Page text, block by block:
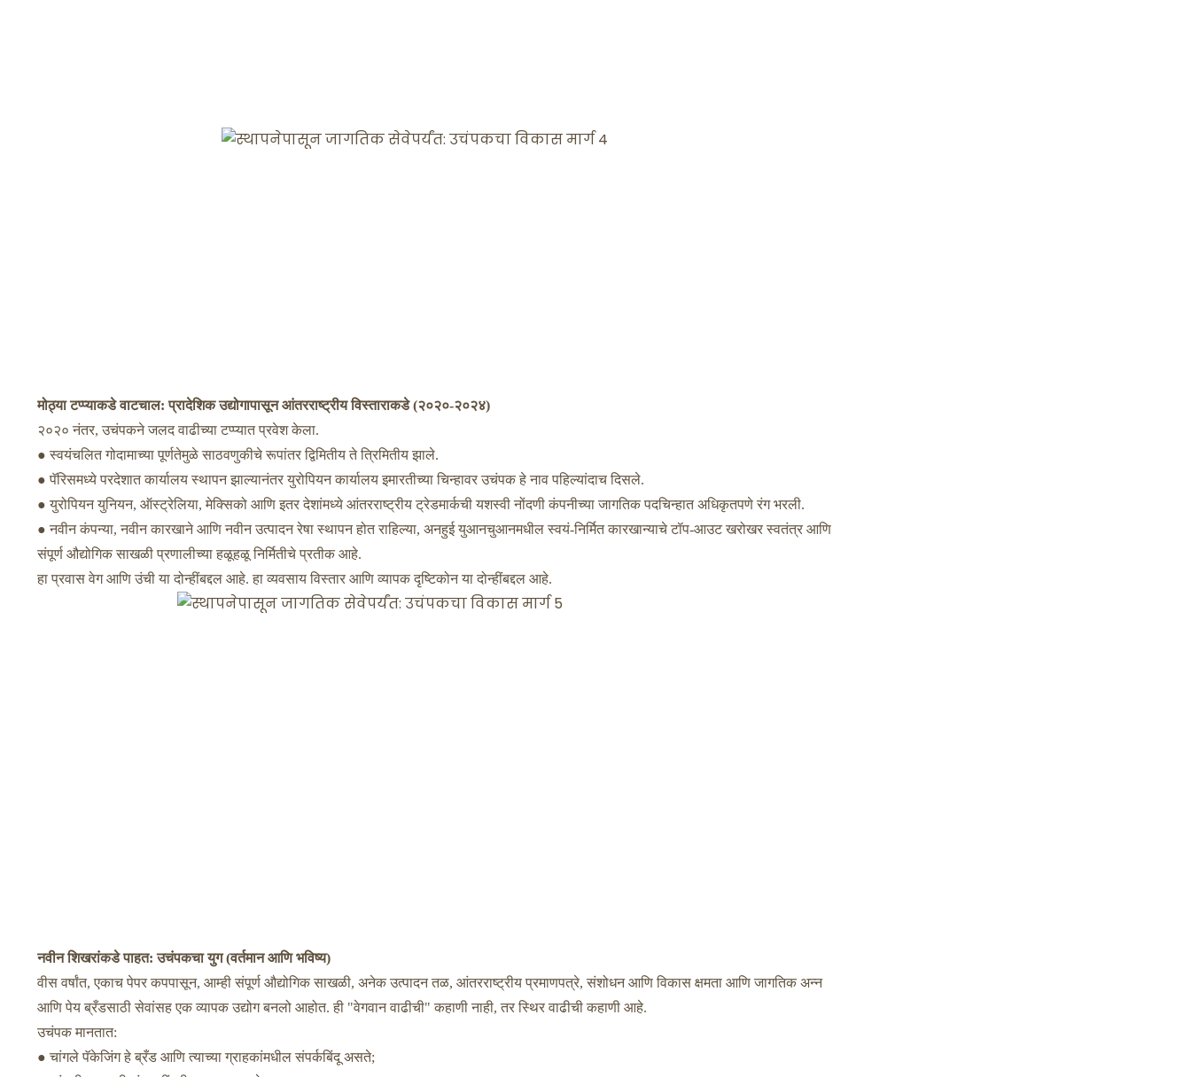
मोठ्या टप्प्याकडे वाटचाल: प्रादेशिक उद्योगापासून आंतरराष्ट्रीय विस्ताराकडे (२०२०-२०२४)
२०२० नंतर, उचंपकने जलद वाढीच्या टप्प्यात प्रवेश केला.
● स्वयंचलित गोदामाच्या पूर्णतेमुळे साठवणुकीचे रूपांतर द्विमितीय ते त्रिमितीय झाले.
● पॅरिसमध्ये परदेशात कार्यालय स्थापन झाल्यानंतर युरोपियन कार्यालय इमारतीच्या चिन्हावर उचंपक हे नाव पहिल्यांदाच दिसले.
● युरोपियन युनियन, ऑस्ट्रेलिया, मेक्सिको आणि इतर देशांमध्ये आंतरराष्ट्रीय ट्रेडमार्कची यशस्वी नोंदणी कंपनीच्या जागतिक पदचिन्हात अधिकृतपणे रंग भरली.
● नवीन कंपन्या, नवीन कारखाने आणि नवीन उत्पादन रेषा स्थापन होत राहिल्या, अनहुई युआनचुआनमधील स्वयं-निर्मित कारखान्याचे टॉप-आउट खरोखर स्वतंत्र आणि
संपूर्ण औद्योगिक साखळी प्रणालीच्या हळूहळू निर्मितीचे प्रतीक आहे.
हा प्रवास वेग आणि उंची या दोन्हींबद्दल आहे. हा व्यवसाय विस्तार आणि व्यापक दृष्टिकोन या दोन्हींबद्दल आहे.
नवीन शिखरांकडे पाहत: उचंपकचा युग (वर्तमान आणि भविष्य)
वीस वर्षांत, एकाच पेपर कपपासून, आम्ही संपूर्ण औद्योगिक साखळी, अनेक उत्पादन तळ, आंतरराष्ट्रीय प्रमाणपत्रे, संशोधन आणि विकास क्षमता आणि जागतिक अन्न
आणि पेय ब्रँडसाठी सेवांसह एक व्यापक उद्योग बनलो आहोत. ही "वेगवान वाढीची" कहाणी नाही, तर स्थिर वाढीची कहाणी आहे.
उचंपक मानतात:
● चांगले पॅकेजिंग हे ब्रँड आणि त्याच्या ग्राहकांमधील संपर्कबिंदू असते;